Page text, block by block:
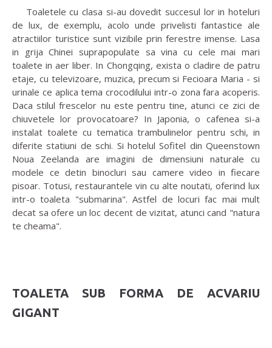
Toaletele cu clasa si-au dovedit succesul lor in hoteluri
de lux, de exemplu, acolo unde privelisti fantastice ale
atractiilor turistice sunt vizibile prin ferestre imense. Lasa
in grija Chinei suprapopulate sa vina cu cele mai mari
toalete in aer liber. In Chongqing, exista o cladire de patru
etaje, cu televizoare, muzica, precum si Fecioara Maria - si
urinale ce aplica tema crocodilului intr-o zona fara acoperis.
Daca stilul frescelor nu este pentru tine, atunci ce zici de
chiuvetele lor provocatoare? In Japonia, o cafenea si-a
instalat toalete cu tematica trambulinelor pentru schi, in
diferite statiuni de schi. Si hotelul Sofitel din Queenstown
Noua Zeelanda are imagini de dimensiuni naturale cu
modele ce detin binocluri sau camere video in fiecare
pisoar. Totusi, restaurantele vin cu alte noutati, oferind lux
intr-o toaleta "submarina". Astfel de locuri fac mai mult
decat sa ofere un loc decent de vizitat, atunci cand "natura
te cheama".
TOALETA SUB FORMA DE ACVARIU
GIGANT